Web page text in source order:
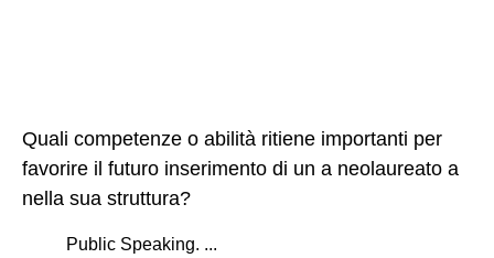
Quali competenze o abilità ritiene importanti per
favorire il futuro inserimento di un a neolaureato a
nella sua struttura?
Public Speaking. ...